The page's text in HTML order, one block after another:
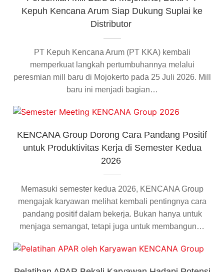
Kepuh Kencana Arum Siap Dukung Suplai ke
Distributor
PT Kepuh Kencana Arum (PT KKA) kembali
memperkuat langkah pertumbuhannya melalui
peresmian mill baru di Mojokerto pada 25 Juli 2026. Mill
baru ini menjadi bagian…
KENCANA Group Dorong Cara Pandang Positif
untuk Produktivitas Kerja di Semester Kedua
2026
Memasuki semester kedua 2026, KENCANA Group
mengajak karyawan melihat kembali pentingnya cara
pandang positif dalam bekerja. Bukan hanya untuk
menjaga semangat, tetapi juga untuk membangun…